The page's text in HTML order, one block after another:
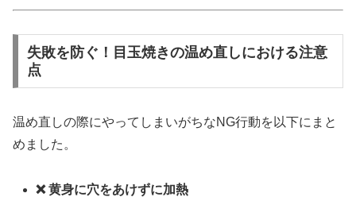
失敗を防ぐ！目玉焼きの温め直しにおける注意
点
温め直しの際にやってしまいがちなNG行動を以下にまと
めました。
❌ 黄身に穴をあけずに加熱